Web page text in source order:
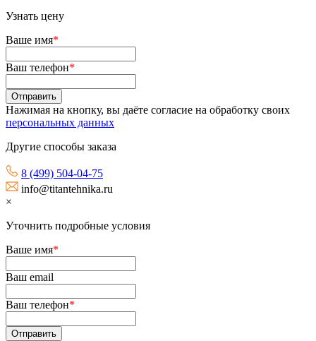
Узнать цену
Ваше имя*
Ваш телефон*
Нажимая на кнопку, вы даёте согласие на обработку своих
персональных данных
Другие способы заказа
8 (499) 504-04-75
info@titantehnika.ru
×
Уточнить подробные условия
Ваше имя*
Ваш email
Ваш телефон*